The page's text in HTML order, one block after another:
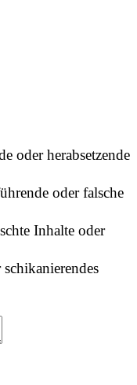
oder herabsetzende
oder falsche
Inhalte oder